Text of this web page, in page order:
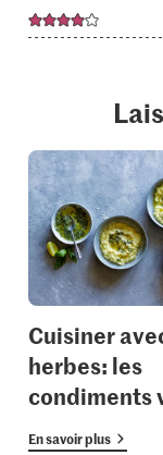
Cuisiner
herbes: les
condiments
En savoir plus